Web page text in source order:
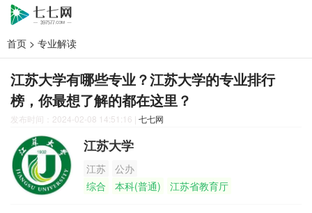
首页 > 专业解读
江苏大学有哪些专业？江苏大学的专业排行
榜，你最想了解的都在这里？
发布时间：2024-02-08 14:51:16 | 七七网
江苏大学
江苏
公办
综合
本科(普通) 江苏省教育厅